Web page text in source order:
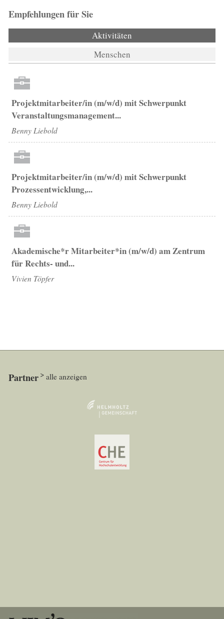
Empfehlungen für Sie
Aktivitäten
Menschen
Projektmitarbeiter/in (m/w/d) mit Schwerpunkt
Veranstaltungsmanagement...
Benny Liebold
Projektmitarbeiter/in (m/w/d) mit Schwerpunkt
Prozessentwicklung,...
Benny Liebold
Akademische*r Mitarbeiter*in (m/w/d) am Zentrum
für Rechts- und...
Vivien Töpfer
Partner alle anzeigen